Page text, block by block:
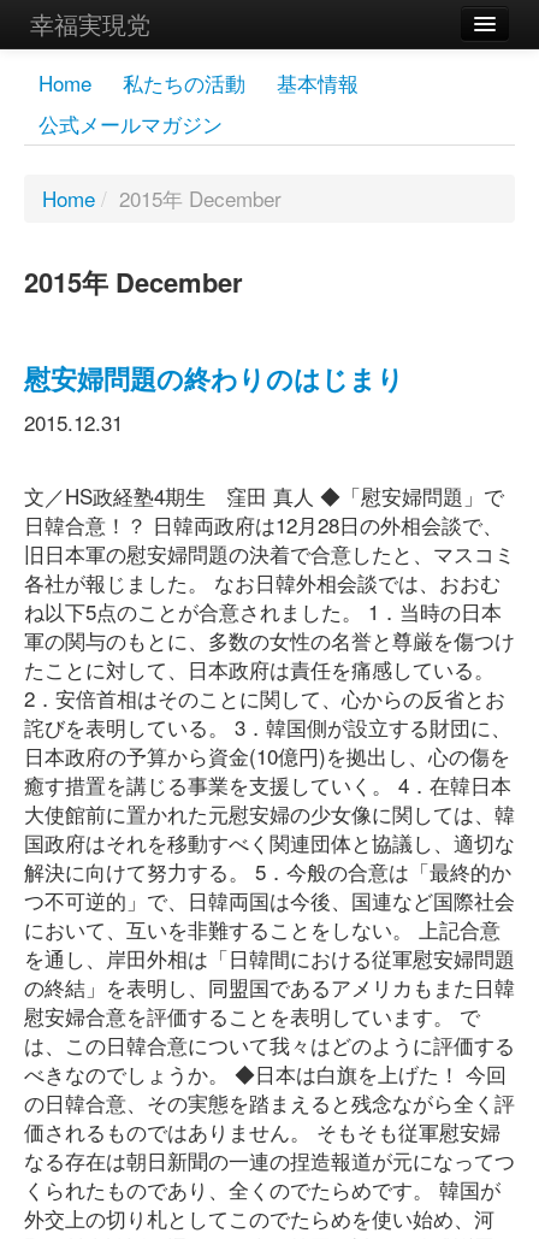
幸福実現党
メンバーズページ
党員
幸福の科学グループ
Home 私たちの活動
基本情報
公式メールマガジン
Home / 2015年 December
2015年 December
慰安婦問題の終わりのはじまり
2015.12.31
文／HS政経塾4期生 窪田 真人 ◆「慰安婦問題」で
日韓合意！？ 日韓両政府は12月28日の外相会談で、
旧日本軍の慰安婦問題の決着で合意したと、マスコミ
各社が報じました。 なお日韓外相会談では、おおむ
ね以下5点のことが合意されました。 1．当時の日本
軍の関与のもとに、多数の女性の名誉と尊厳を傷つけ
たことに対して、日本政府は責任を痛感している。
2．安倍首相はそのことに関して、心からの反省とお
詫びを表明している。 3．韓国側が設立する財団に、
日本政府の予算から資金(10億円)を拠出し、心の傷を
癒す措置を講じる事業を支援していく。 4．在韓日本
大使館前に置かれた元慰安婦の少女像に関しては、韓
国政府はそれを移動すべく関連団体と協議し、適切な
解決に向けて努力する。 5．今般の合意は「最終的か
つ不可逆的」で、日韓両国は今後、国連など国際社会
において、互いを非難することをしない。 上記合意
を通し、岸田外相は「日韓間における従軍慰安婦問題
の終結」を表明し、同盟国であるアメリカもまた日韓
慰安婦合意を評価することを表明しています。 で
は、この日韓合意について我々はどのように評価する
べきなのでしょうか。 ◆日本は白旗を上げた！ 今回
の日韓合意、その実態を踏まえると残念ながら全く評
価されるものではありません。 そもそも従軍慰安婦
なる存在は朝日新聞の一連の捏造報道が元になってつ
くられたものであり、全くのでたらめです。 韓国が
外交上の切り札としてこのでたらめを使い始め、河